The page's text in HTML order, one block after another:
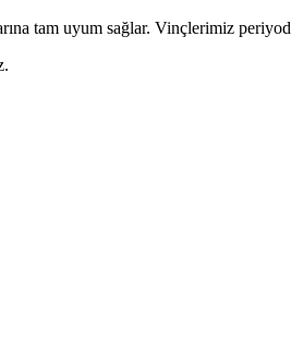
tam uyum sağlar. Vinçlerimiz